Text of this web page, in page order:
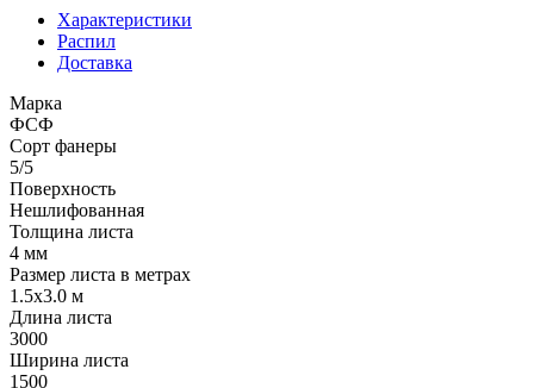
Характеристики
Распил
Доставка
Марка
ФСФ
Сорт фанеры
5/5
Поверхность
Нешлифованная
Толщина листа
4 мм
Размер листа в метрах
1.5x3.0 м
Длина листа
3000
Ширина листа
1500